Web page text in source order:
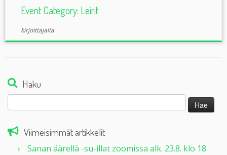
Event Category: Leirit
kirjoittajalta
Haku
Haku:
Viimeisimmät artikkelit
Sanan äärellä -su-illat zoomissa alk. 23.8. klo 18